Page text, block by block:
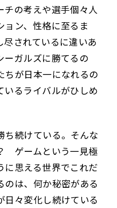
チの考えや選手個々人
ン、性格に至るま
されているに違いあ
ーガルズに勝てるの
が日本一になれるの
るライバルがひしめ
ち続けている。そんな
ゲームという一見極
に思える世界でこれだ
のは、何か秘密がある
々変化し続けている